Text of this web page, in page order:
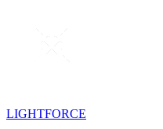
LIGHTFORCE